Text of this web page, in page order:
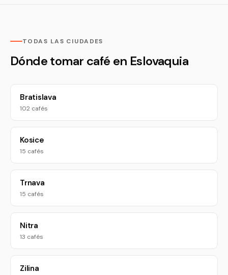
TODAS LAS CIUDADES
Dónde tomar café en Eslovaquia
Bratislava
102 cafés
Kosice
15 cafés
Trnava
15 cafés
Nitra
13 cafés
Zilina